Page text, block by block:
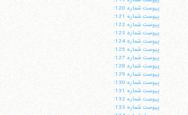
پيوست شماره 120:
پيوست شماره 121:
پيوست شماره 122:
پيوست شماره 123:
پيوست شماره 124:
پيوست شماره 125:
پيوست شماره 127:
پيوست شماره 128:
پيوست شماره 129:
پيوست شماره 130:
پيوست شماره 131:
پيوست شماره 132:
پيوست شماره 133: